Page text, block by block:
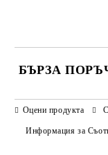
БЪРЗА
Оцени продукта
Информация за